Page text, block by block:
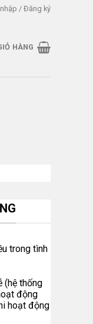
/ Đăng ký
HÀNG
trong tình
(hệ thống
động
hoạt động